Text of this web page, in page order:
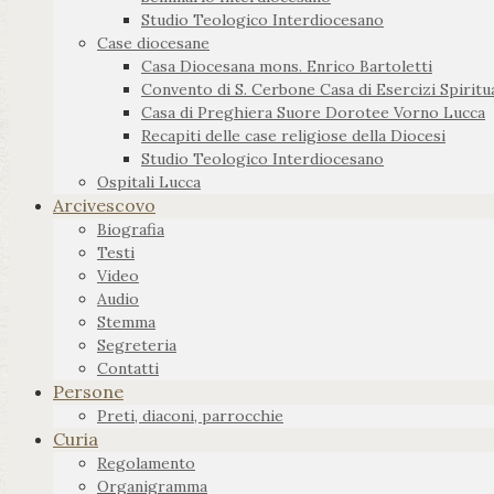
Studio Teologico Interdiocesano
Case diocesane
Casa Diocesana mons. Enrico Bartoletti
Convento di S. Cerbone Casa di Esercizi
Casa di Preghiera Suore Dorotee Vorno Lucca
Recapiti delle case religiose della Diocesi
Studio Teologico Interdiocesano
Ospitali Lucca
Arcivescovo
Biografia
Testi
Video
Audio
Stemma
Segreteria
Contatti
Persone
Preti, diaconi, parrocchie
Curia
Regolamento
Organigramma